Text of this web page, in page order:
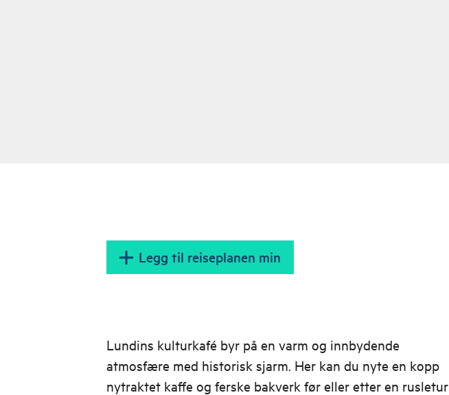
Legg til reiseplanen min
Lundins kulturkafé byr på en varm og innbydende
atmosfære med historisk sjarm. Her kan du nyte en kopp
nytraktet kaffe og ferske bakverk før eller etter en rusletur